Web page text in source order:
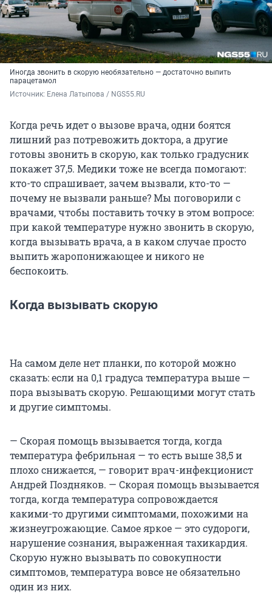
Иногда звонить в скорую необязательно — достаточно выпить
парацетамол
Источник: Елена Латыпова / NGS55.RU
Когда речь идет о вызове врача, одни боятся
лишний раз потревожить доктора, а другие
готовы звонить в скорую, как только градусник
покажет 37,5. Медики тоже не всегда помогают:
кто-то спрашивает, зачем вызвали, кто-то —
почему не вызвали раньше? Мы поговорили с
врачами, чтобы поставить точку в этом вопросе:
при какой температуре нужно звонить в скорую,
когда вызывать врача, а в каком случае просто
выпить жаропонижающее и никого не
беспокоить.
Когда вызывать скорую
На самом деле нет планки, по которой можно
сказать: если на 0,1 градуса температура выше —
пора вызывать скорую. Решающими могут стать
и другие симптомы.
— Скорая помощь вызывается тогда, когда
температура фебрильная — то есть выше 38,5 и
плохо снижается, — говорит врач-инфекционист
Андрей Поздняков. — Скорая помощь вызывается
тогда, когда температура сопровождается
какими-то другими симптомами, похожими на
жизнеугрожающие. Самое яркое — это судороги,
нарушение сознания, выраженная тахикардия.
Скорую нужно вызывать по совокупности
симптомов, температура вовсе не обязательно
один из них.